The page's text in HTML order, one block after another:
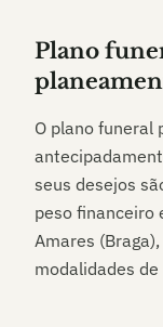
Plano
O plano funeral
seus desejos
peso financeiro
Amares (Braga),
modalidades